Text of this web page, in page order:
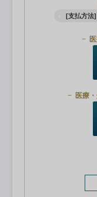
[支払方法]
医療